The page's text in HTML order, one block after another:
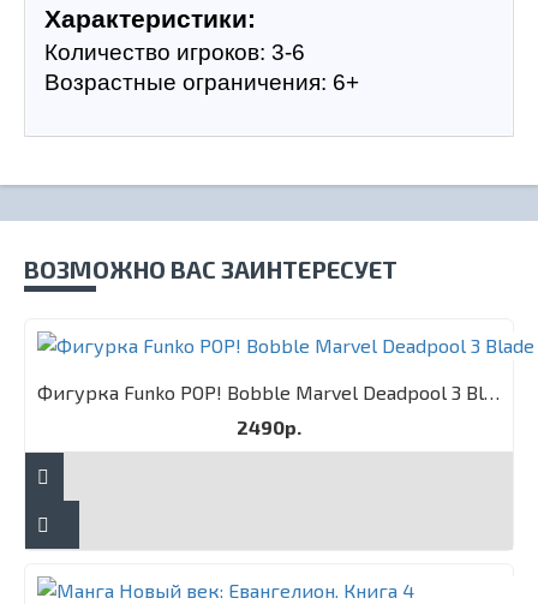
Характеристики:
Количество игроков: 3-6
Возрастные ограничения: 6+
ВОЗМОЖНО ВАС ЗАИНТЕРЕСУЕТ
Фигурка Funko POP! Bobble Marvel Deadpool 3 Blade
2490р.